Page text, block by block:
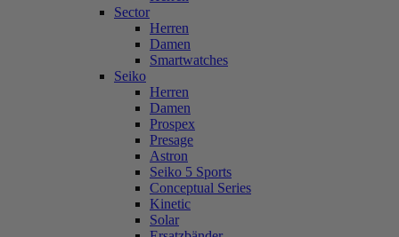
Sector
Herren
Damen
Smartwatches
Seiko
Herren
Damen
Prospex
Presage
Astron
Seiko 5 Sports
Conceptual Series
Kinetic
Solar